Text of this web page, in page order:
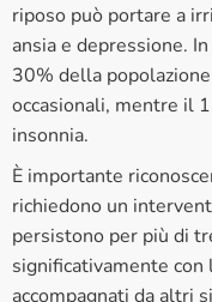
riposo può portare a
ansia e depressione.
30% della
occasionali, mentre il
insonnia.
È importante
richiedono un
persistono per più di
significativamente
accompagnati da altri